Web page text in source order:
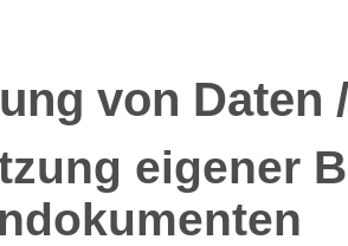
von Daten
eigener